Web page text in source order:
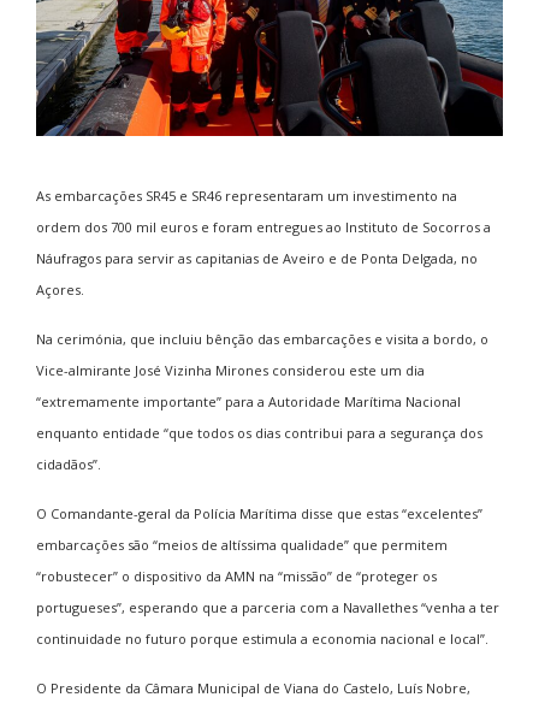
As embarcações SR45 e SR46 representaram um investimento na
ordem dos 700 mil euros e foram entregues ao Instituto de Socorros a
Náufragos para servir as capitanias de Aveiro e de Ponta Delgada, no
Açores.
Na cerimónia, que incluiu bênção das embarcações e visita a bordo, o
Vice-almirante José Vizinha Mirones considerou este um dia
“extremamente importante” para a Autoridade Marítima Nacional
enquanto entidade “que todos os dias contribui para a segurança dos
cidadãos”.
O Comandante-geral da Polícia Marítima disse que estas “excelentes”
embarcações são “meios de altíssima qualidade” que permitem
“robustecer” o dispositivo da AMN na “missão” de “proteger os
portugueses”, esperando que a parceria com a Navallethes “venha a ter
continuidade no futuro porque estimula a economia nacional e local”.
O Presidente da Câmara Municipal de Viana do Castelo, Luís Nobre,